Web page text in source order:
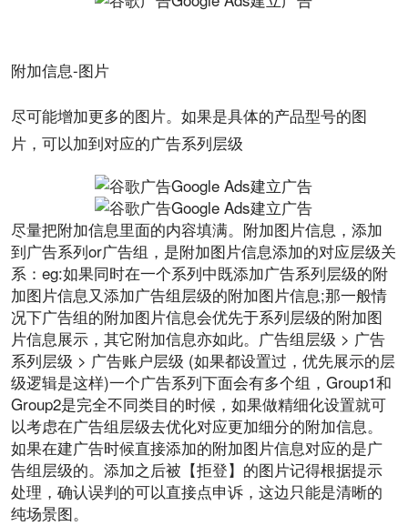
附加信息-图片
尽可能增加更多的图片。如果是具体的产品型号的图
片，可以加到对应的广告系列层级
尽量把附加信息里面的内容填满。附加图片信息，添加
到广告系列or广告组，是附加图片信息添加的对应层级关
系：eg:如果同时在一个系列中既添加广告系列层级的附
加图片信息又添加广告组层级的附加图片信息;那一般情
况下广告组的附加图片信息会优先于系列层级的附加图
片信息展示，其它附加信息亦如此。广告组层级 > 广告
系列层级 > 广告账户层级 (如果都设置过，优先展示的层
级逻辑是这样)一个广告系列下面会有多个组，Group1和
Group2是完全不同类目的时候，如果做精细化设置就可
以考虑在广告组层级去优化对应更加细分的附加信息。
如果在建广告时候直接添加的附加图片信息对应的是广
告组层级的。添加之后被【拒登】的图片记得根据提示
处理，确认误判的可以直接点申诉，这边只能是清晰的
纯场景图。